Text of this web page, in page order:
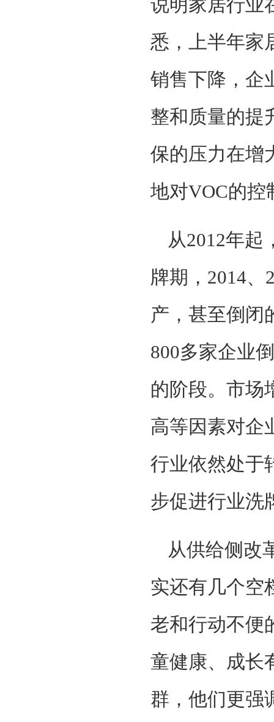
说明家居行业
悉，上半年家
销售下降，企
整和质量的提
保的压力在增
地对VOC的控
从2012年起
牌期，2014
产，甚至倒闭
800多家企业
的阶段。市场
高等因素对企
行业依然处于
步促进行业洗
从供给侧改
实还有几个空
老和行动不便
童健康、成长
群，他们更强